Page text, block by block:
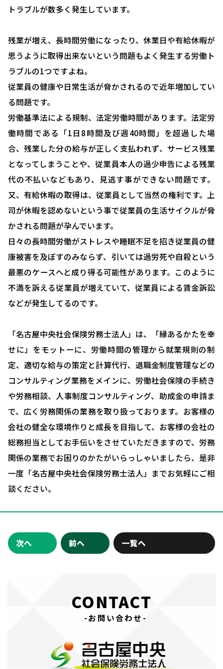
HOME
選ばれる理由
助成金について
就業規則について
採用コンサルティング
人事評価制度について
確定拠出型年金について
社会保険・給与計算について
お客様の声
ブログ＆ニュース
会社概要
お問い合わせ・相談予約
トラブルが数多く発生しています。
残業が増え、長時間労働になったり、休業日や有給休暇が
思うように取得出来ないという問題もよく発生する労働ト
ラブルの1つですよね。
従業員の健康や日常生活が脅かされるので近年増加してい
る問題です。
労働基準法による規制、法定労働時間があります。法定労
働時間である「1日8時間及び週40時間」を超過した場
合、残業した分の給与が正しく支払われず、サービス残業
となってしまうことや、従業員本人の過少申告による残業
代の不払いなどもあり、見逃す事ができない問題です。
又、有給休暇の取得は、従業員として当然の権利です。上
司が休暇を認めないという事で従業員の生活サイクルが脅
かされる問題が孕んでいます。
日々の長時間労働がストレスや睡眠不足を招き従業員の健
康被害を及ぼすのみならず、引いては過労死や自殺という
最悪のケースへと成り得る可能性があります。このように
不満を訴える従業員が増えていて、従業員による賃金訴訟
などが発生してるのです。
「名古屋中央社会保険労務士法人」は、「縁あるかたを幸
せに」をモットーに、労働時間の管理から就業規則の制
定、適切な給与の策定と計算代行、退職金制度管理などの
コンサルティング業務をメインに、労働社会保険の手続き
や労務相談、人事制度コンサルティング、助成金の申請ま
で、広く労務関係の業務を取り扱っております。お客様の
会社の健全な環境作りと成長を目指して、お客様の会社の
総務担当としてお手伝いをさせていただきますので、労務
関係の業務でお困りのかたがいらっしゃいましたら、是非
一度「名古屋中央社会保険労務士法人」までお気軽にご相
談ください。
次へ 前へ 一覧へ
CONTACT
-お問い合わせ-